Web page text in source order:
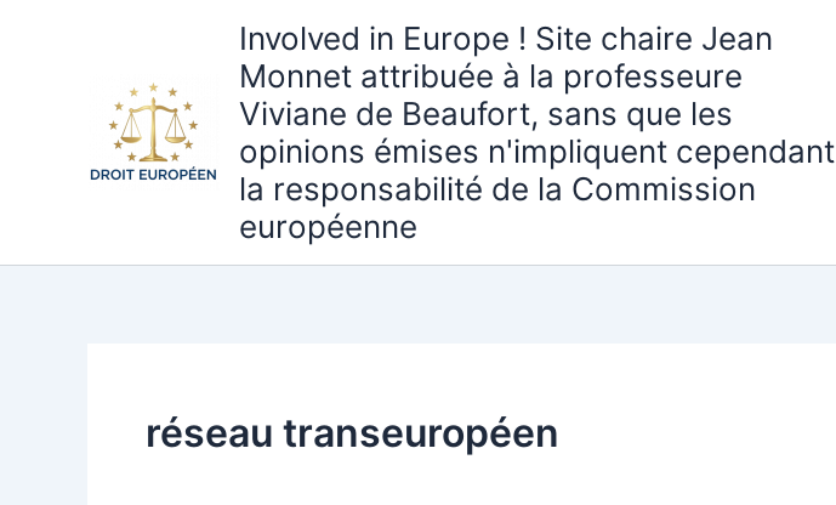
Involved in Europe ! Site chaire Jean
Monnet attribuée à la professeure
Viviane de Beaufort, sans que les
opinions émises n'impliquent cependant
la responsabilité de la Commission
européenne
réseau transeuropéen